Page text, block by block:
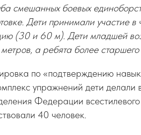
смешанных боевых
Дети принимали участие
(30 и 60 м). Дети младшей
а ребята более
по «подтверждению
упражнений дети делали
Федерации
40 человек.